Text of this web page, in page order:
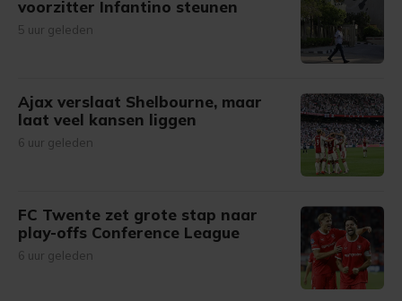
voorzitter Infantino steunen
5 uur geleden
Ajax verslaat Shelbourne, maar
laat veel kansen liggen
6 uur geleden
FC Twente zet grote stap naar
play-offs Conference League
6 uur geleden